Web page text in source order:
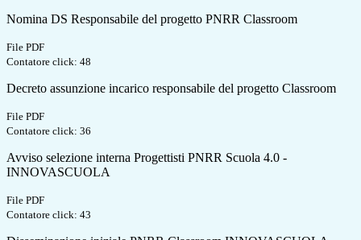
Nomina DS Responsabile del progetto PNRR Classroom
File PDF
Contatore click: 48
Decreto assunzione incarico responsabile del progetto Classroom
File PDF
Contatore click: 36
Avviso selezione interna Progettisti PNRR Scuola 4.0 -
INNOVASCUOLA
File PDF
Contatore click: 43